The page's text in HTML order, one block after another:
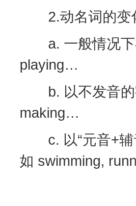
2.动名词的变
a. 一般情况下
playing…
b. 以不发音的
making…
c. 以“元音+辅
如 swimming,